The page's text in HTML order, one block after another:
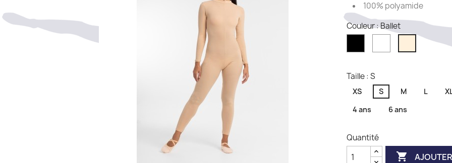
100% polyamide
Couleur : Ballet
Ballet
Taille : S
XS S M L
4 ans
6 ans
Quantité
